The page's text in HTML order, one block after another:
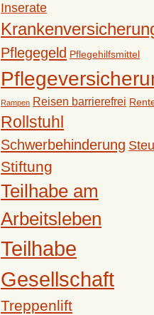
Inserate
Pflegegeld Pflegehilfsmittel
Rampen Reisen barrierefrei
Rollstuhl
Schwerbehinderung
Stiftung
Teilhabe am
Arbeitsleben
Teilhabe
Gesellschaft
Treppenlift